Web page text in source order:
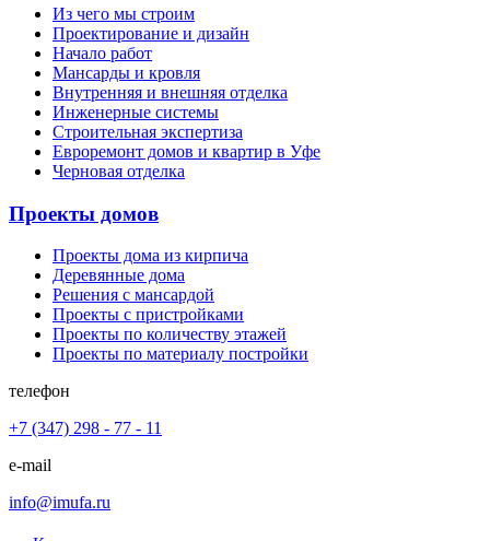
Из чего мы строим
Проектирование и дизайн
Начало работ
Мансарды и кровля
Внутренняя и внешняя отделка
Инженерные системы
Строительная экспертиза
Евроремонт домов и квартир в Уфе
Черновая отделка
Проекты домов
Проекты дома из кирпича
Деревянные дома
Решения с мансардой
Проекты с пристройками
Проекты по количеству этажей
Проекты по материалу постройки
телефон
+7 (347) 298 - 77 - 11
e-mail
info@imufa.ru